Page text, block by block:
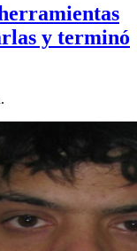
y terminó